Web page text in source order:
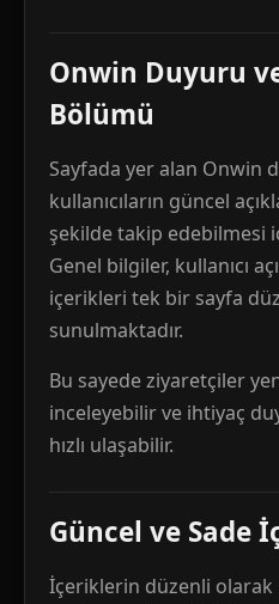
Onwin Duyuru
Bölümü
Sayfada yer alan Onwin
kullanıcıların güncel
şekilde takip edebilmesi
Genel bilgiler, kullanıcı
içerikleri tek bir sayfa
sunulmaktadır.
Bu sayede ziyaretçiler
inceleyebilir ve ihtiyaç
hızlı ulaşabilir.
Güncel ve Sade
İçeriklerin düzenli